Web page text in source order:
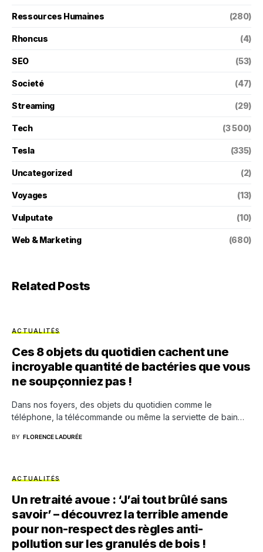
Ressources Humaines (280)
Rhoncus (4)
SEO (53)
Societé (47)
Streaming (29)
Tech (3 500)
Tesla (335)
Uncategorized (2)
Voyages (13)
Vulputate (10)
Web & Marketing (680)
Related Posts
ACTUALITÉS
Ces 8 objets du quotidien cachent une
incroyable quantité de bactéries que vous
ne soupçonniez pas !
Dans nos foyers, des objets du quotidien comme le
téléphone, la télécommande ou même la serviette de bain…
BY FLORENCE LADURÉE
ACTUALITÉS
Un retraité avoue : ‘J’ai tout brûlé sans
savoir’ – découvrez la terrible amende
pour non-respect des règles anti-
pollution sur les granulés de bois !